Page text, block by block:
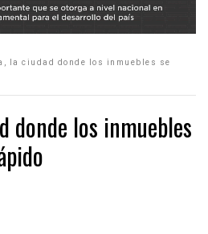
la ciudad donde los inmuebles se
donde los inmuebles